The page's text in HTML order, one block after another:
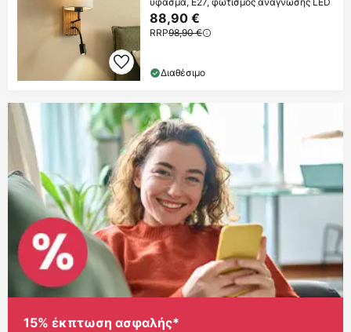
88,90 €
RRP98,90 €
Διαθέσιμο
15% έκπτωση ασφαλής*